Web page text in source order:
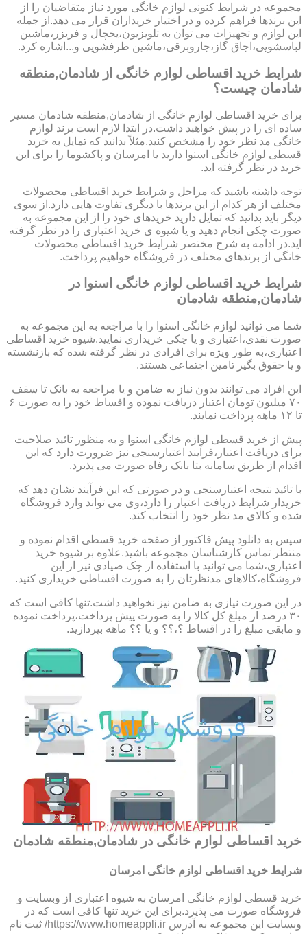
مجموعه در شرایط کنونی لوازم خانگی مورد نیاز متقاضیان را از
این برندها فراهم کرده و در اختیار خریداران قرار می دهد.از جمله
این لوازم و تجهیزات می توان به تلویزیون،یخچال و فریزر،ماشین
لباسشویی،اجاق گاز،جاروبرقی،ماشین ظرفشویی و...اشاره کرد.
شرایط خرید اقساطی لوازم خانگی از شادمان,منطقه
شادمان چیست؟
برای خرید اقساطی لوازم خانگی از شادمان,منطقه شادمان مسیر
ساده ای را در پیش خواهید داشت.در ابتدا لازم است برند لوازم
خانگی مد نظر خود را مشخص کنید.مثلاً بدانید که تمایل به خرید
قسطی لوازم خانگی اسنوا دارید یا امرسان و پاکشوما را برای این
خرید در نظر گرفته اید.
توجه داشته باشید که مراحل و شرایط خرید اقساطی محصولات
مختلف از هر کدام از این برندها با دیگری تفاوت هایی دارد.از سوی
دیگر باید بدانید که تمایل دارید خریدهای خود را از این مجموعه به
صورت چکی انجام دهید و یا شیوه ی خرید اعتباری را در نظر گرفته
اید.در ادامه به شرح مختصر شرایط خرید اقساطی محصولات
خانگی از برندهای مختلف در فروشگاه خواهیم پرداخت.
شرایط خرید اقساطی لوازم خانگی اسنوا در
شادمان,منطقه شادمان
شما می توانید لوازم خانگی اسنوا را با مراجعه به این مجموعه به
صورت نقدی،اعتباری و یا چکی خریداری نمایید.شیوه خرید اقساطی
اعتباری،به طور ویژه برای افرادی در نظر گرفته شده که بازنشسته
و یا حقوق بگیر تامین اجتماعی هستند.
این افراد می توانند بدون نیاز به ضامن و یا مراجعه به بانک تا سقف
۷۰ میلیون تومان اعتبار دریافت نموده و اقساط خود را به صورت ۶
تا ۱۲ ماهه پرداخت نمایند.
پیش از خرید قسطی لوازم خانگی اسنوا و به منظور تائید صلاحیت
برای دریافت اعتبار،فرآیند اعتبارسنجی نیز ضرورت دارد که این
اقدام از طریق سامانه بتا بانک رفاه صورت می پذیرد.
با تائید نتیجه اعتبارسنجی و در صورتی که این فرآیند نشان دهد که
خریدار شرایط دریافت اعتبار را دارد،وی می تواند وارد فروشگاه
شده و کالای مد نظر خود را انتخاب کند.
سپس به دانلود پیش فاکتور از صفحه خرید قسطی اقدام نموده و
منتظر تماس کارشناسان مجموعه باشید.علاوه بر شیوه خرید
اعتباری،شما می توانید با استفاده از چک صیادی نیز از این
فروشگاه،کالاهای مدنظرتان را به صورت اقساطی خریداری کنید.
در این صورت نیازی به ضامن نیز نخواهید داشت.تنها کافی است که
۳۰ درصد از مبلغ کل کالا را به صورت پیش پرداخت،پرداخت نموده
و مابقی مبلغ را در اقساط ؟،؟؟ و یا ؟؟ ماهه بپردازید.
خرید اقساطی لوازم خانگی در شادمان,منطقه شادمان
شرایط خرید اقساطی لوازم خانگی امرسان
خرید قسطی لوازم خانگی امرسان به شیوه اعتباری از وبسایت و
فروشگاه صورت می پذیرد.برای این خرید تنها کافی است که در
وبسایت این مجموعه به آدرس https://www.homeappli.ir/ ثبت نام